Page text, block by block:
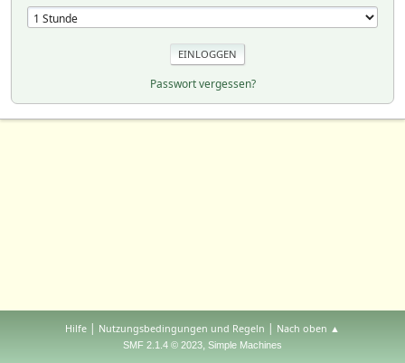
Passwort vergessen?
Hilfe | Nutzungsbedingungen und Regeln | Nach oben ▲
SMF 2.1.4 © 2023, Simple Machines